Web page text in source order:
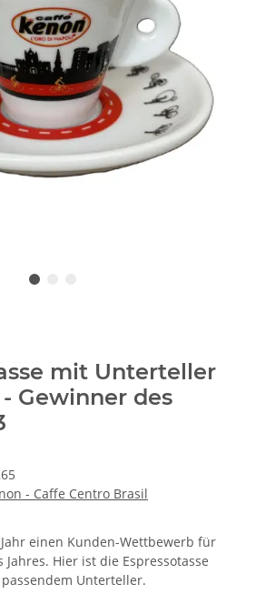
mit Unterteller
Gewinner des
- Caffe Centro Brasil
einen Kunden-Wettbewerb für
Jahres. Hier ist die Espressotasse
Unterteller.